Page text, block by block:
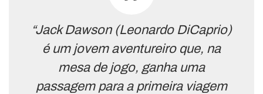
“Jack Dawson (Leonardo DiCaprio)
é um jovem aventureiro que, na
mesa de jogo, ganha uma
passagem para a primeira viagem